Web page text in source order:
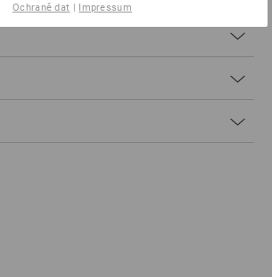
Ochraně dat | Impressum